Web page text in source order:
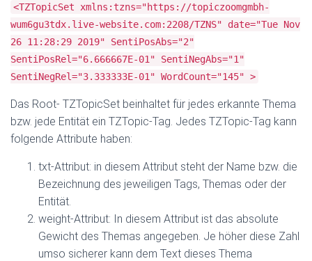
<TZTopicSet xmlns:tzns="https://topiczoomgmbh-
wum6gu3tdx.live-website.com:2208/TZNS" date="Tue Nov
26 11:28:29 2019" SentiPosAbs="2"
SentiPosRel="6.666667E-01" SentiNegAbs="1"
SentiNegRel="3.333333E-01" WordCount="145" >
Das Root- TZTopicSet beinhaltet für jedes erkannte Thema
bzw. jede Entität ein TZTopic-Tag. Jedes TZTopic-Tag kann
folgende Attribute haben:
txt-Attribut: in diesem Attribut steht der Name bzw. die
Bezeichnung des jeweiligen Tags, Themas oder der
Entität.
weight-Attribut: In diesem Attribut ist das absolute
Gewicht des Themas angegeben. Je höher diese Zahl
umso sicherer kann dem Text dieses Thema